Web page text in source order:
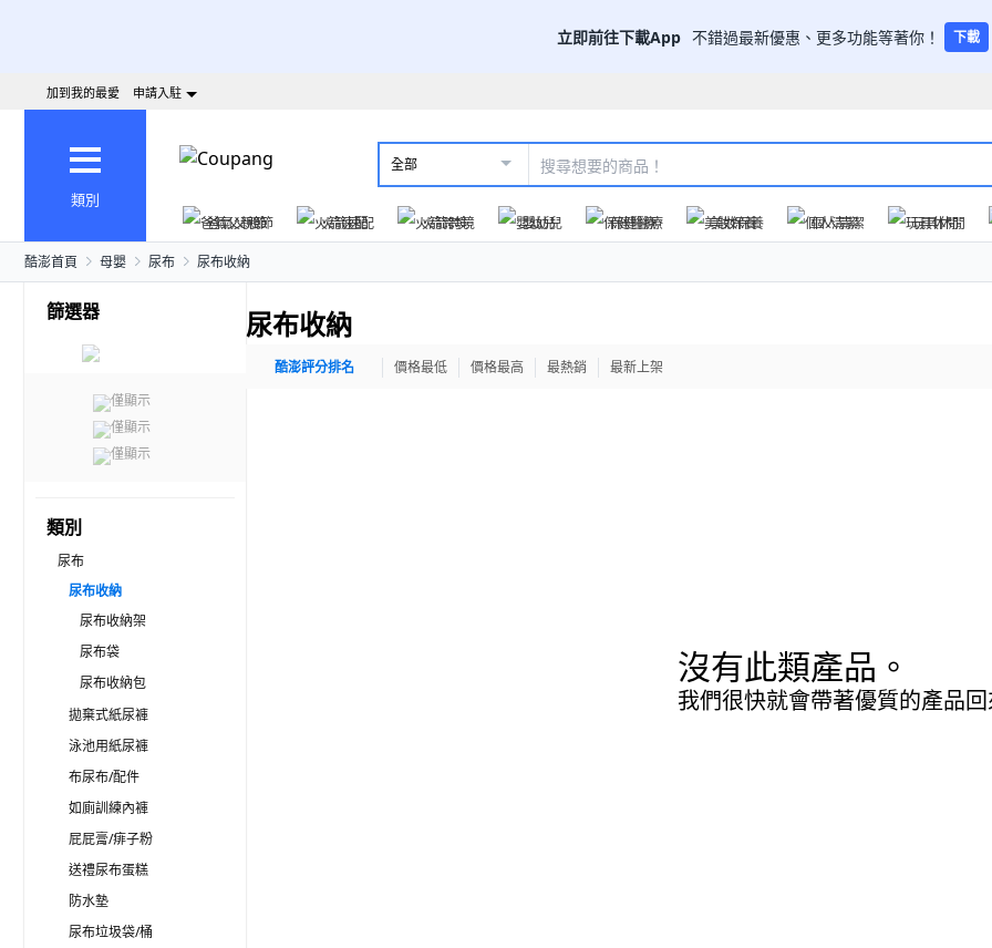
立即前往下載App 不錯過最新優惠、更多功能等著你！ 下載
加到我的最愛 申請入駐
類別
全部
爸氣父親節 火箭速配 火箭跨境 嬰幼兒 保健醫療 美妝保養 個人清潔 玩具休閒
酷澎首頁 母嬰 尿布 尿布收納
篩選器
僅顯示
僅顯示
僅顯示
類別
尿布
尿布收納
尿布收納架
尿布袋
尿布收納包
拋棄式紙尿褲
泳池用紙尿褲
布尿布/配件
如廁訓練內褲
屁屁膏/痱子粉
送禮尿布蛋糕
防水墊
尿布垃圾袋/桶
尿布收納
酷澎評分排名 價格最低 價格最高 最熱銷 最新上架
沒有此類產品。
我們很快就會帶著優質的產品